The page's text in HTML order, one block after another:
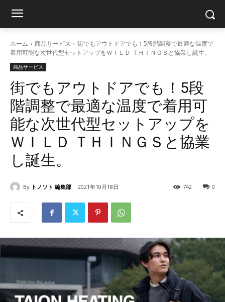
ホーム 商品サービス
街でもアウトドアでも！5段階調整で最適な温度で
着用可能な次世代型セットアップをＷＩＬＤ ＴＨＩＮＧＳと協業し誕生。
商品サービス
街でもアウトドアでも！5段
階調整で最適な温度で着用可
能な次世代型セットアップを
ＷＩＬＤ ＴＨＩＮＧＳと協業
し誕生。
By トノソト 編集部 2021年10月18日 0
742